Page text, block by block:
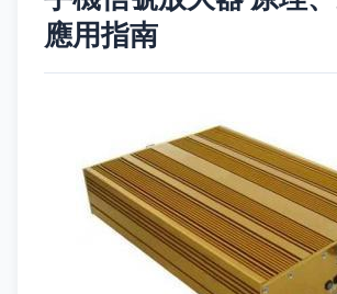
應用指南